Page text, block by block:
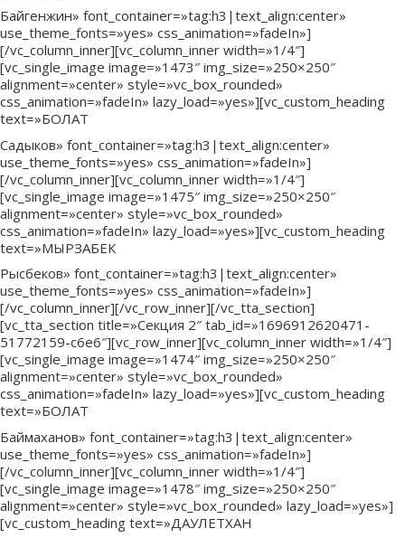
Байгенжин» font_container=»tag:h3|text_align:center»
use_theme_fonts=»yes» css_animation=»fadeIn»]
[/vc_column_inner][vc_column_inner width=»1/4″]
[vc_single_image image=»1473″ img_size=»250×250″
alignment=»center» style=»vc_box_rounded»
css_animation=»fadeIn» lazy_load=»yes»][vc_custom_heading
text=»БОЛАТ
Садыков» font_container=»tag:h3|text_align:center»
use_theme_fonts=»yes» css_animation=»fadeIn»]
[/vc_column_inner][vc_column_inner width=»1/4″]
[vc_single_image image=»1475″ img_size=»250×250″
alignment=»center» style=»vc_box_rounded»
css_animation=»fadeIn» lazy_load=»yes»][vc_custom_heading
text=»МЫРЗАБЕК
Рысбеков» font_container=»tag:h3|text_align:center»
use_theme_fonts=»yes» css_animation=»fadeIn»]
[/vc_column_inner][/vc_row_inner][/vc_tta_section]
[vc_tta_section title=»Секция 2″ tab_id=»1696912620471-
51772159-c6e6″][vc_row_inner][vc_column_inner width=»1/4″]
[vc_single_image image=»1474″ img_size=»250×250″
alignment=»center» style=»vc_box_rounded»
css_animation=»fadeIn» lazy_load=»yes»][vc_custom_heading
text=»БОЛАТ
Баймаханов» font_container=»tag:h3|text_align:center»
use_theme_fonts=»yes» css_animation=»fadeIn»]
[/vc_column_inner][vc_column_inner width=»1/4″]
[vc_single_image image=»1478″ img_size=»250×250″
alignment=»center» style=»vc_box_rounded» lazy_load=»yes»]
[vc_custom_heading text=»ДАУЛЕТХАН